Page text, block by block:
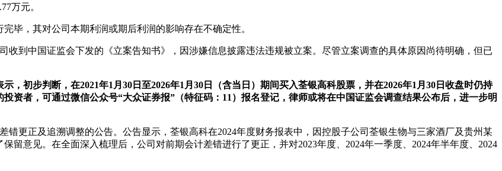
万元。
毕，其对公司本期利润或期后利润的影响存在不确定性。
收到中国证监会下发的《立案告知书》，因涉嫌信息披露违法违规被立案。尽管立案调查的具体原因尚待明确，但已
示，初步判断，在2021年1月30日至2026年1月30日（含当日）期间买入荃银高科股票，并在2026年1月30日收盘时仍持
资者，可通过微信公众号“大众证券报”（特征码：11）报名登记，律师或将在中国证监会调查结果公布后，进一步明
错更正及追溯调整的公告。公告显示，荃银高科在2024年度财务报表中，因控股子公司荃银生物与三家酒厂及贵州某
留意见。在全面深入梳理后，公司对前期会计差错进行了更正，并对2023年度、2024年一季度、2024年半年度、2024